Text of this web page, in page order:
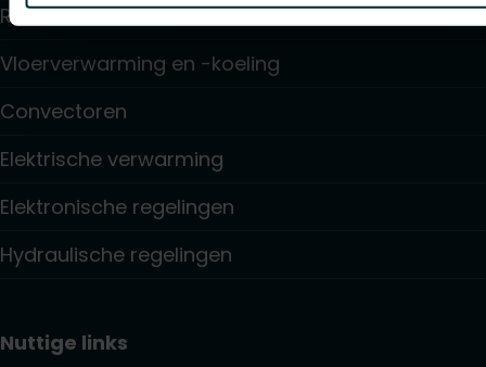
Radiatoren
Vloerverwarming en -koeling
Convectoren
Elektrische verwarming
Elektronische regelingen
Hydraulische regelingen
Nuttige links